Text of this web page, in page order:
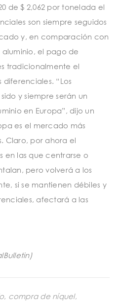
de $ 2,062 por tonelada el
son siempre seguidos
y, en comparación con
aluminio, el pago de
tradicionalmente el
“Los
y siempre serán un
en Europa”, dijo un
es el mercado más
Claro, por ahora el
en las que centrarse o
pero volverá a los
si se mantienen débiles y
afectará a las
, compra de níquel,